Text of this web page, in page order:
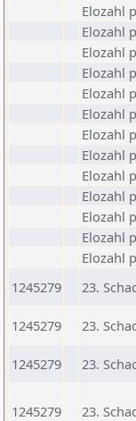
Elozahl
Elozahl
Elozahl
Elozahl
Elozahl
Elozahl
Elozahl
Elozahl
Elozahl
Elozahl
Elozahl
Elozahl
Elozahl
1245279
23.
1245279 23.
1245279 23.
1245279 23.